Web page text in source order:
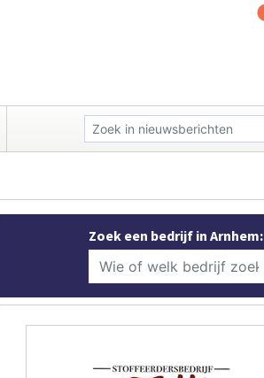
Zoek een bedrijf in Arnhem: